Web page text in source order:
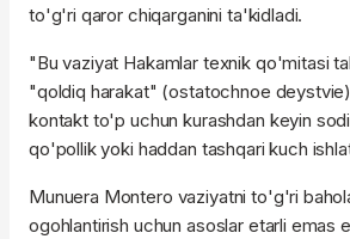
to'g'ri qaror chiqarganini ta'kidladi.
"Bu vaziyat Hakamlar texnik qo'mitasi
"qoldiq harakat" (ostatochnoe
kontakt to'p uchun kurashdan keyin
qo'pollik yoki haddan tashqari kuch
Munuera Montero vaziyatni to'g'ri
ogohlantirish uchun asoslar etarli emas